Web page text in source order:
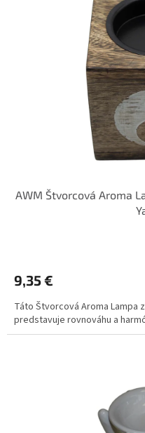
AWM Štvorcová Aroma
9,35 €
Táto Štvorcová Aroma Lampa
predstavuje rovnováhu a